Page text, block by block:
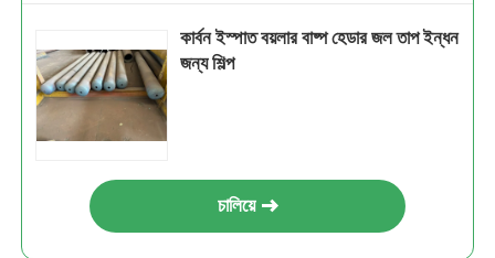
কার্বন ইস্পাত বয়লার বাষ্প হেডার জল তাপ ইন্ধন
জন্য শিল্প
চালিয়ে